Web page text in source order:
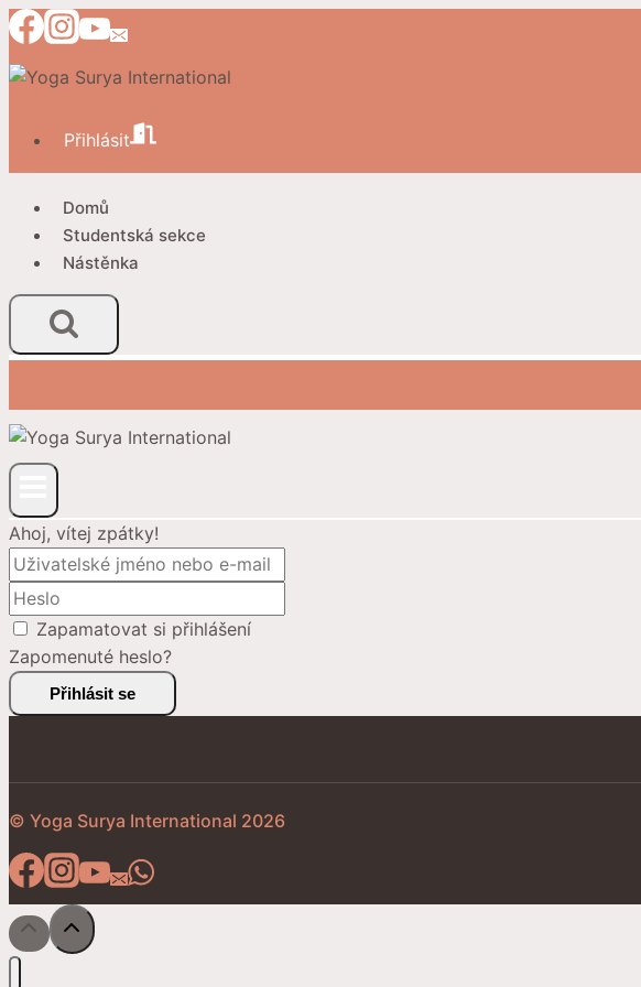
Přeskočit
na
obsah
Přihlásit
Domů
Studentská sekce
Nástěnka
Ahoj, vítej zpátky!
Zapamatovat si přihlášení
Zapomenuté heslo?
Přihlásit se
© Yoga Surya International 2026